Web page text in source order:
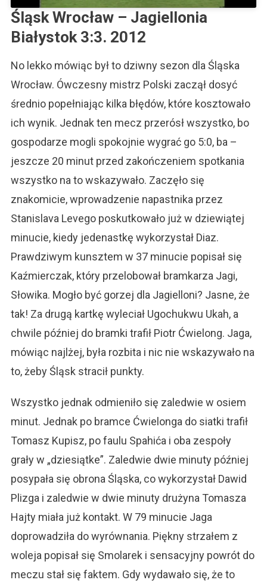
Śląsk Wrocław – Jagiellonia
Białystok 3:3. 2012
No lekko mówiąc był to dziwny sezon dla Śląska
Wrocław. Ówczesny mistrz Polski zaczął dosyć
średnio popełniając kilka błędów, które kosztowało
ich wynik. Jednak ten mecz przerósł wszystko, bo
gospodarze mogli spokojnie wygrać go 5:0, ba –
jeszcze 20 minut przed zakończeniem spotkania
wszystko na to wskazywało. Zaczęło się
znakomicie, wprowadzenie napastnika przez
Stanislava Levego poskutkowało już w dziewiątej
minucie, kiedy jedenastkę wykorzystał Diaz.
Prawdziwym kunsztem w 37 minucie popisał się
Kaźmierczak, który przelobował bramkarza Jagi,
Słowika. Mogło być gorzej dla Jagielloni? Jasne, że
tak! Za drugą kartkę wyleciał Ugochukwu Ukah, a
chwile później do bramki trafił Piotr Ćwielong. Jaga,
mówiąc najlżej, była rozbita i nic nie wskazywało na
to, żeby Śląsk stracił punkty.
Wszystko jednak odmieniło się zaledwie w osiem
minut. Jednak po bramce Ćwielonga do siatki trafił
Tomasz Kupisz, po faulu Spahića i oba zespoły
grały w „dziesiątke”. Zaledwie dwie minuty później
posypała się obrona Śląska, co wykorzystał Dawid
Plizga i zaledwie w dwie minuty drużyna Tomasza
Hajty miała już kontakt. W 79 minucie Jaga
doprowadziła do wyrównania. Piękny strzałem z
woleja popisał się Smolarek i sensacyjny powrót do
meczu stał się faktem. Gdy wydawało się, że to